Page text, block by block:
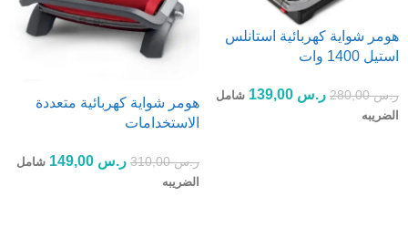
هومر شواية كهربائية استانلس
استيل 1400 وات
ر.س280,00 ر.س
شامل
الضريبه
هومر شواية كهربائية متعددة
الاستخدامات
ر.س310,00 ر.س
شامل
الضريبه